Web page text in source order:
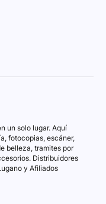
un solo lugar. Aquí
fotocopias, escáner,
belleza, tramites por
Distribuidores
y Afiliados